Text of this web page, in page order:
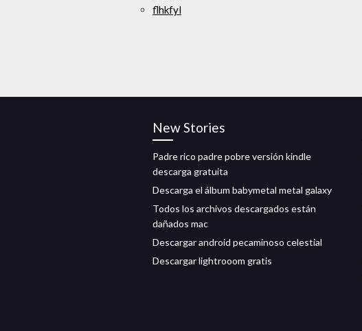
flhkfyl
New Stories
Padre rico padre pobre versión kindle
descarga gratuita
Descarga el álbum babymetal metal galaxy
Todos los archivos descargados están
dañados mac
Descargar android pecaminoso celestial
Descargar lightrooom gratis